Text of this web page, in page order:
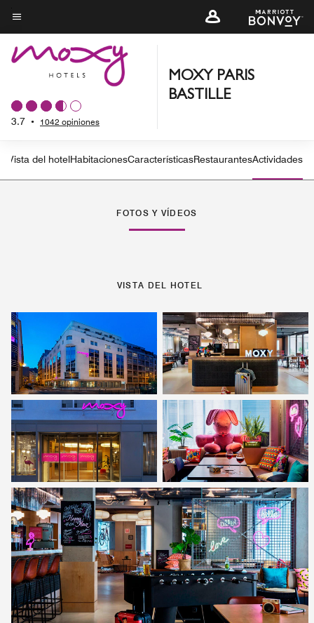
Skip
to
main
content
Texto del menú
3.7 • 1042 opiniones
MOXY PARIS
BASTILLE
Vista del hotelHabitacionesCaracterísticasRestaurantesActividades
FOTOS Y VÍDEOS
VISTA DEL HOTEL